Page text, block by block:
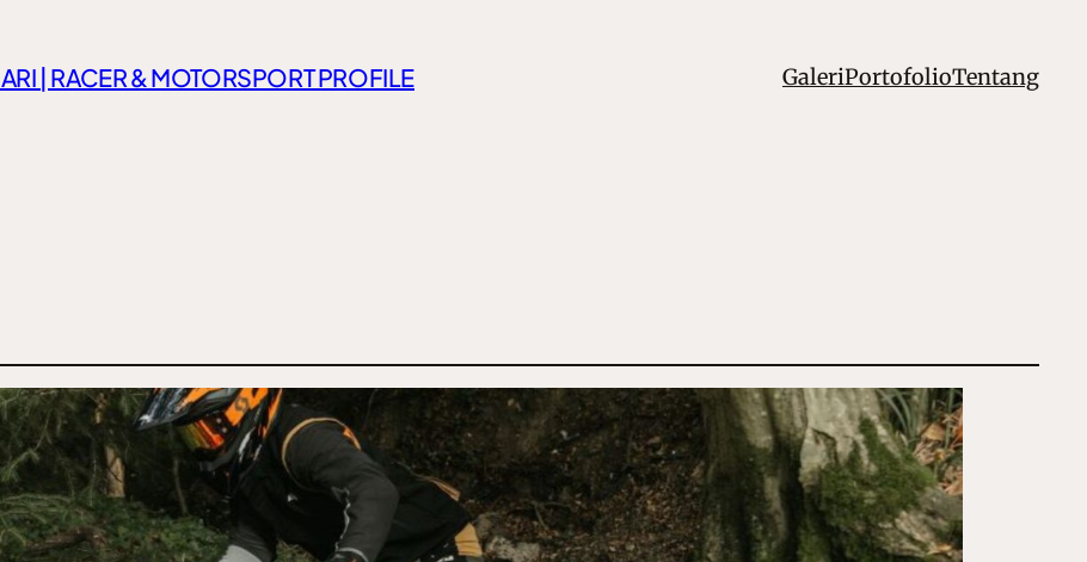
| RACER & MOTORSPORT PROFILE GaleriPortofolioTentang